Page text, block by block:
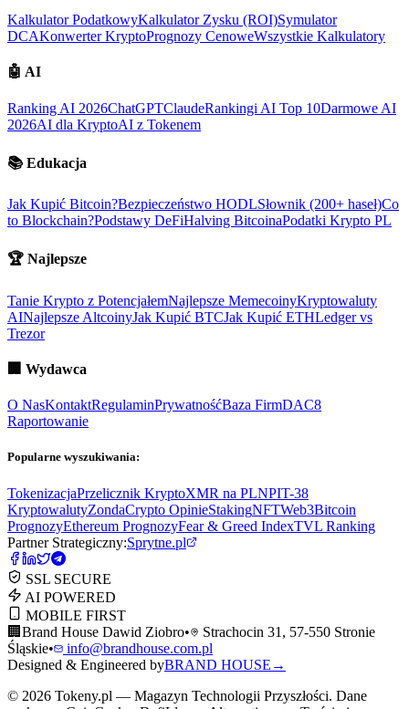
Kalkulator PodatkowyKalkulator Zysku (ROI)Symulator
DCAKonwerter KryptoPrognozy CenoweWszystkie Kalkulatory
🤖 AI
Ranking AI 2026ChatGPTClaudeRankingi AI Top 10Darmowe AI
2026AI dla KryptoAI z Tokenem
📚 Edukacja
Jak Kupić Bitcoin?Bezpieczeństwo HODLSłownik (200+ haseł)Co
to Blockchain?Podstawy DeFiHalving BitcoinaPodatki Krypto PL
🏆 Najlepsze
Tanie Krypto z PotencjałemNajlepsze MemecoinyKryptowaluty
AINajlepsze AltcoinyJak Kupić BTCJak Kupić ETHLedger vs
Trezor
🏢 Wydawca
O NasKontaktRegulaminPrywatnośćBaza FirmDAC8
Raportowanie
Popularne wyszukiwania:
TokenizacjaPrzelicznik KryptoXMR na PLNPIT-38
KryptowalutyZondaCrypto OpinieStakingNFTWeb3Bitcoin
PrognozyEthereum PrognozyFear & Greed IndexTVL Ranking
Partner Strategiczny:Sprytne.pl
SSL SECURE
AI POWERED
MOBILE FIRST
🏢 Brand House Dawid Ziobro•
Strachocin 31, 57-550 Stronie
Śląskie•
info@brandhouse.com.pl
Designed & Engineered byBRAND HOUSE →
© 2026 Tokeny.pl — Magazyn Technologii Przyszłości. Dane